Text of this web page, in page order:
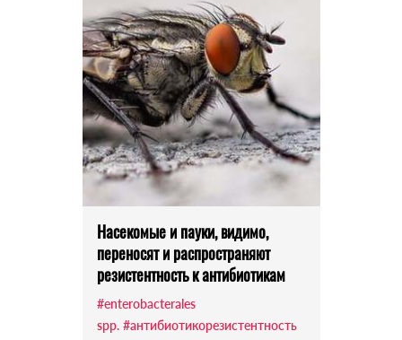
Насекомые и пауки, видимо,
переносят и распространяют
резистентность к антибиотикам
#enterobacterales
spp. #антибиотикорезистентность